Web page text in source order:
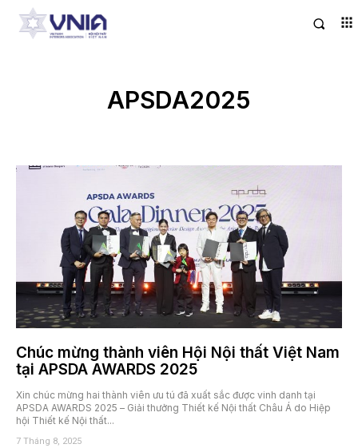
APSDA2025
Chúc mừng thành viên Hội Nội thất Việt Nam
tại APSDA AWARDS 2025
Xin chúc mừng hai thành viên ưu tú đã xuất sắc được vinh danh tại
APSDA AWARDS 2025 – Giải thưởng Thiết kế Nội thất Châu Á do Hiệp
hội Thiết kế Nội thất...
7 Tháng 8, 2025